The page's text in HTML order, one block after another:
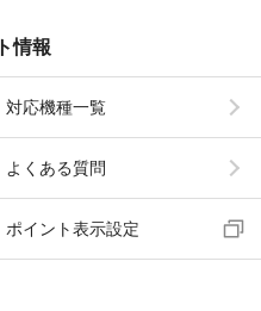
情報
対応機種一覧
よくある質問
ポイント表示設定